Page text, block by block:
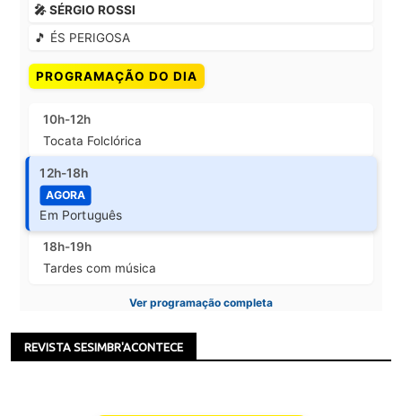
🎤 SÉRGIO ROSSI
🎵 ÉS PERIGOSA
PROGRAMAÇÃO DO DIA
10h-12h
Tocata Folclórica
12h-18h
AGORA
Em Português
18h-19h
Tardes com música
Ver programação completa
REVISTA SESIMBR'ACONTECE